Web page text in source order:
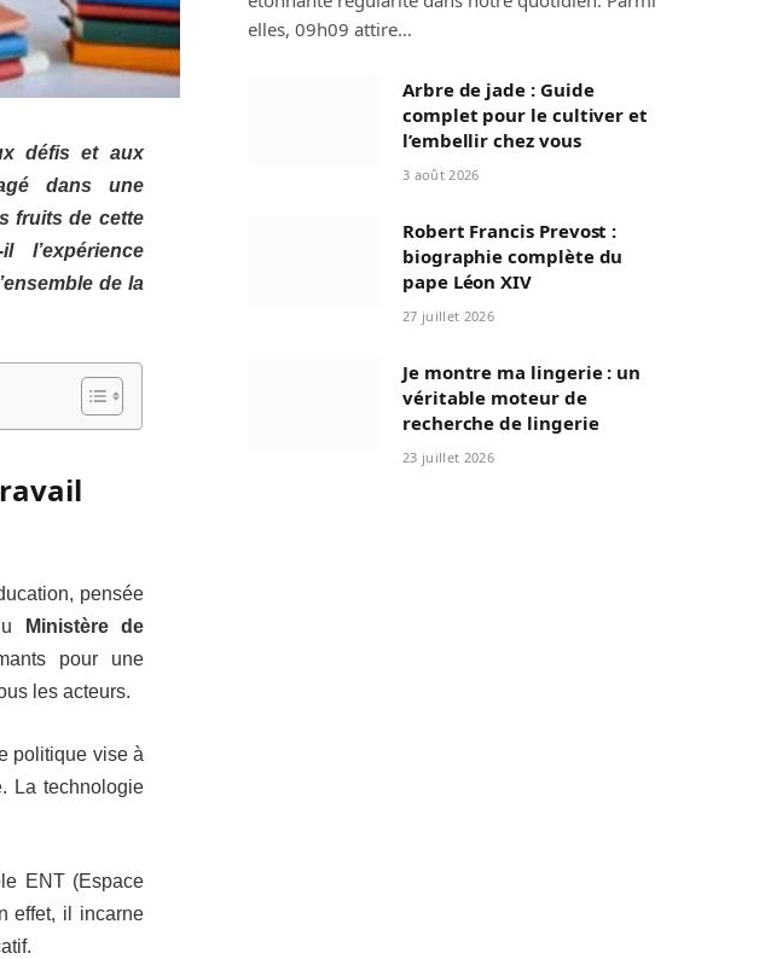
défis et aux
dans une
fruits de cette
l’expérience
de la
pensée
Ministère de
pour une
les acteurs.
politique vise à
La technologie
ENT (Espace
effet, il incarne
elles, 09h09 attire…
Arbre de jade : Guide
complet pour le cultiver et
l’embellir chez vous
3 août 2026
Robert Francis Prevost :
biographie complète du
pape Léon XIV
27 juillet 2026
Je montre ma lingerie : un
véritable moteur de
recherche de lingerie
23 juillet 2026